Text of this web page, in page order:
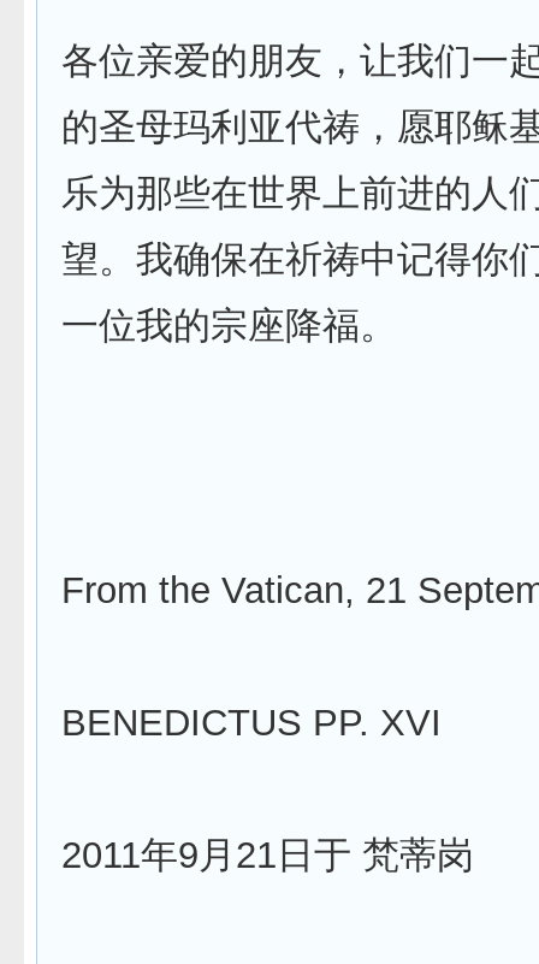
各位亲爱的朋友，让我们一
的圣母玛利亚代祷，愿耶稣
乐为那些在世界上前进的人
望。我确保在祈祷中记得你
一位我的宗座降福。
From the Vatican, 21
BENEDICTUS PP. XVI
2011年9月21日于 梵蒂岗